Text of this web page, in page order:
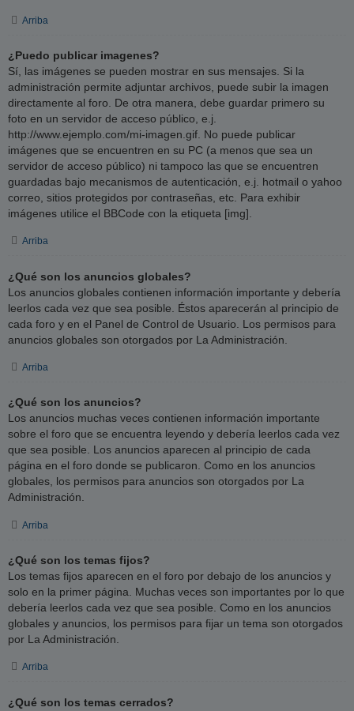
Arriba
¿Puedo publicar imagenes?
Sí, las imágenes se pueden mostrar en sus mensajes. Si la
administración permite adjuntar archivos, puede subir la imagen
directamente al foro. De otra manera, debe guardar primero su
foto en un servidor de acceso público, e.j.
http://www.ejemplo.com/mi-imagen.gif. No puede publicar
imágenes que se encuentren en su PC (a menos que sea un
servidor de acceso público) ni tampoco las que se encuentren
guardadas bajo mecanismos de autenticación, e.j. hotmail o yahoo
correo, sitios protegidos por contraseñas, etc. Para exhibir
imágenes utilice el BBCode con la etiqueta [img].
Arriba
¿Qué son los anuncios globales?
Los anuncios globales contienen información importante y debería
leerlos cada vez que sea posible. Éstos aparecerán al principio de
cada foro y en el Panel de Control de Usuario. Los permisos para
anuncios globales son otorgados por La Administración.
Arriba
¿Qué son los anuncios?
Los anuncios muchas veces contienen información importante
sobre el foro que se encuentra leyendo y debería leerlos cada vez
que sea posible. Los anuncios aparecen al principio de cada
página en el foro donde se publicaron. Como en los anuncios
globales, los permisos para anuncios son otorgados por La
Administración.
Arriba
¿Qué son los temas fijos?
Los temas fijos aparecen en el foro por debajo de los anuncios y
solo en la primer página. Muchas veces son importantes por lo que
debería leerlos cada vez que sea posible. Como en los anuncios
globales y anuncios, los permisos para fijar un tema son otorgados
por La Administración.
Arriba
¿Qué son los temas cerrados?